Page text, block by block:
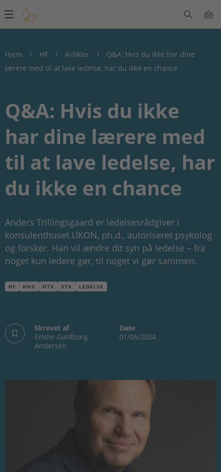
Main
navigation
Hjem / HF / Artikler /
Q&A: Hvis du ikke har dine
lærere med til at lave ledelse, har du ikke en chance
Q&A: Hvis du ikke
har dine lærere med
til at lave ledelse, har
du ikke en chance
HF HHX HTX STX LEDELSE
Anders Trillingsgaard er ledelsesrådgiver i
konsulenthuset UKON, ph.d., autoriseret psykolog
og forsker. Han vil ændre dit syn på ledelse – fra
noget kun ledere gør, til noget vi gør sammen.
Skrevet af
Emilie Guldborg
Andersen
Date
01/06/2024